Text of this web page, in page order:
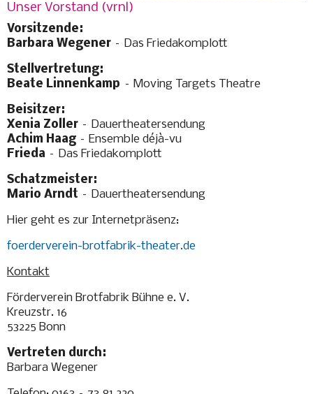
Unser Vorstand (vrnl)
Vorsitzende:
Barbara Wegener – Das Friedakomplott
Stellvertretung:
Beate Linnenkamp – Moving Targets Theatre
Beisitzer:
Xenia Zoller – Dauertheatersendung
Achim Haag – Ensemble déjà-vu
Frieda – Das Friedakomplott
Schatzmeister:
Mario Arndt – Dauertheatersendung
Hier geht es zur Internetpräsenz:
foerderverein-brotfabrik-theater.de
Kontakt
Förderverein Brotfabrik Bühne e. V.
Kreuzstr. 16
53225 Bonn
Vertreten durch:
Barbara Wegener